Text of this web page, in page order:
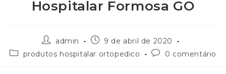
Hospitalar Formosa GO
admin
9 de abril de 2020
produtos hospitalar ortopedico
0 comentário